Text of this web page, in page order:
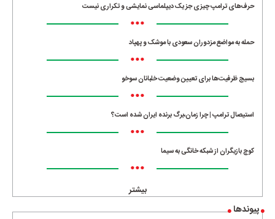
حرف‌های ترامپ چیزی جز یک دیپلماسی نمایشی و تکراری نیست
•••
حمله به مواضع مزدوران سعودی با موشک و پهپاد
•••
بسیج ظرفیت‌ها برای تعیین وضعیت خلبانان سوخو
•••
استیصال ترامپ | چرا زمان،برگ برنده ایران شده است؟
•••
کوچ بازیگران از شبکه خانگی به سیما
•••
بیشتر
پیوندها